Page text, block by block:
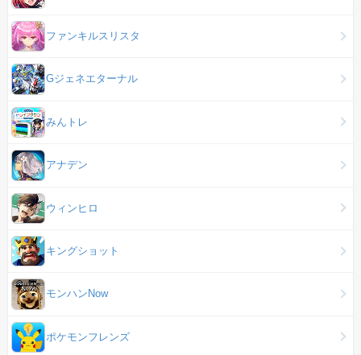
ファンキルスリスタ
Gジェネエターナル
みんトレ
アナデン
ウィンヒロ
キングショット
モンハンNow
ポケモンフレンズ